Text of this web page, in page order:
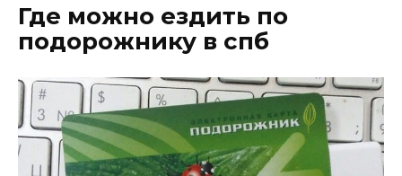
Где можно ездить по
подорожнику в спб